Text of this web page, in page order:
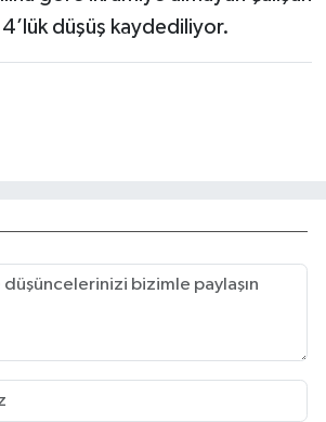
düşüş kaydediliyor.